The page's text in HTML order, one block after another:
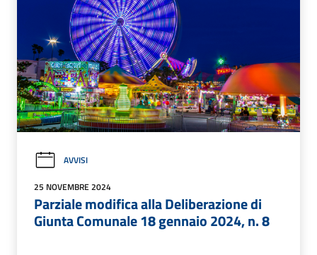
AVVISI
25 NOVEMBRE 2024
Parziale modifica alla Deliberazione di
Giunta Comunale 18 gennaio 2024, n. 8